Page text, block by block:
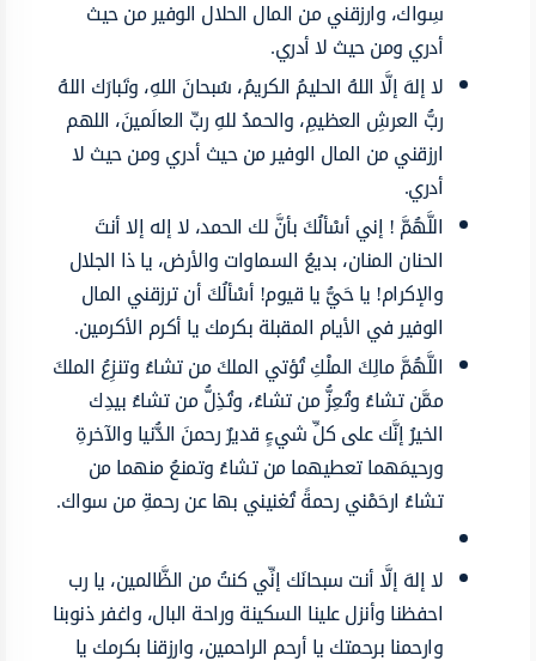
سِواك، وارزقني من المال الحلال الوفير من حيث
أدري ومن حيث لا أدري.
لا إلهَ إلَّا اللهُ الحليمُ الكريمُ، سُبحانَ اللهِ، وتَبارَك اللهُ
ربُّ العرشِ العظيمِ، والحمدُ للهِ ربِّ العالَمينَ، اللهم
ارزقني من المال الوفير من حيث أدري ومن حيث لا
أدري.
اللَّهُمَّ ! إني أسْألُكَ بأنَّ لك الحمد، لا إله إلا أنتَ
الحنان المنان، بديعُ السماوات والأرض، يا ذا الجلال
والإكرام! يا حَيُّ يا قيوم! أسْألُكَ أن ترزقني المال
الوفير في الأيام المقبلة بكرمك يا أكرم الأكرمين.
اللَّهُمَّ مالِكَ الملْكِ تُؤتي الملكَ من تشاءُ وتنزِعُ الملكَ
ممَّن تشاءُ وتُعِزُّ من تشاءُ، وتُذِلُّ من تشاءُ بيدِك
الخيرُ إنَّك على كلِّ شيءٍ قديرٌ رحمنَ الدُّنيا والآخرةِ
ورحيمَهما تعطيهما من تشاءُ وتمنعُ منهما من
تشاءُ ارحَمْني رحمةً تُغنيني بها عن رحمةِ من سواك.
لا إلهَ إلَّا أنت سبحانَك إنِّي كنتُ من الظَّالمين، يا رب
احفظنا وأنزل علينا السكينة وراحة البال، واغفر ذنوبنا
وارحمنا برحمتك يا أرحم الراحمين، وارزقنا بكرمك يا